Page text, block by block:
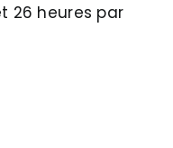
26 heures par